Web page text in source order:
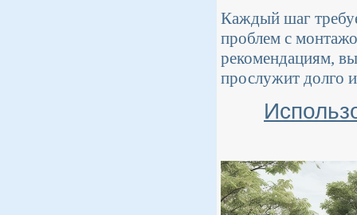
Каждый шаг
проблем с
рекомендациям,
прослужит долго